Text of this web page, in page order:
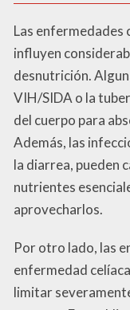
Las enfermedades
influyen
desnutrición.
VIH/SIDA o la
del cuerpo para
Además, las
la diarrea, pueden
nutrientes
aprovecharlos.
Por otro lado, las
enfermedad
limitar